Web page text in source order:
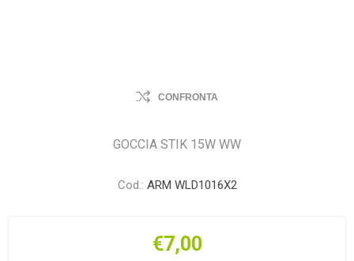
CONFRONTA
GOCCIA STIK 15W WW
Cod.: ARM WLD1016X2
€7,00